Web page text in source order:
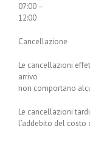
07:00 –
12:00
Cancellazione
Le cancellazioni
arrivo
non comportano
Le cancellazioni
l’addebito del